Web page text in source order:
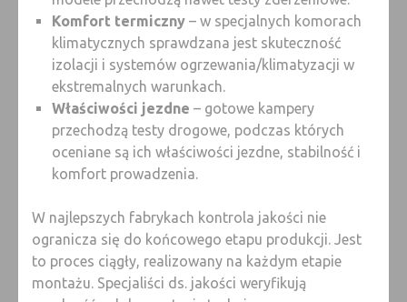
Komfort termiczny – w specjalnych komorach
klimatycznych sprawdzana jest skuteczność
izolacji i systemów ogrzewania/klimatyzacji w
ekstremalnych warunkach.
Właściwości jezdne – gotowe kampery
przechodzą testy drogowe, podczas których
oceniane są ich właściwości jezdne, stabilność i
komfort prowadzenia.
W najlepszych fabrykach kontrola jakości nie
ogranicza się do końcowego etapu produkcji. Jest
to proces ciągły, realizowany na każdym etapie
montażu. Specjaliści ds. jakości weryfikują